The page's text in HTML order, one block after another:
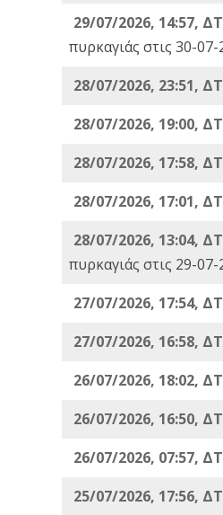
29/07/2026, 14:57,
πυρκαγιάς στις 30-07-
28/07/2026, 23:51,
28/07/2026, 19:00,
28/07/2026, 17:58,
28/07/2026, 17:01,
28/07/2026, 13:04,
πυρκαγιάς στις 29-07-
27/07/2026, 17:54,
27/07/2026, 16:58,
26/07/2026, 18:02,
26/07/2026, 16:50,
26/07/2026, 07:57,
25/07/2026, 17:56,